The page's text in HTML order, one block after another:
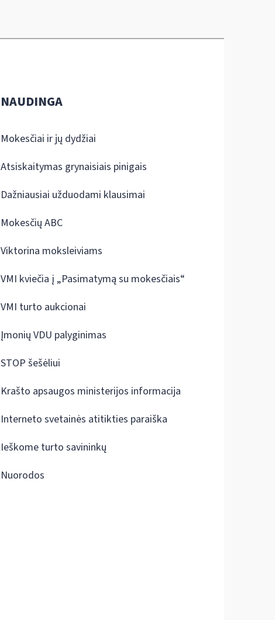
NAUDINGA
Mokesčiai ir jų dydžiai
Atsiskaitymas grynaisiais pinigais
Dažniausiai užduodami klausimai
Mokesčių ABC
Viktorina moksleiviams
VMI kviečia į „Pasimatymą su mokesčiais“
VMI turto aukcionai
Įmonių VDU palyginimas
STOP šešėliui
Krašto apsaugos ministerijos informacija
Interneto svetainės atitikties paraiška
Ieškome turto savininkų
Nuorodos